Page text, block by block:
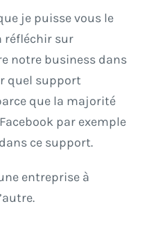
je puisse vous le
réfléchir sur
notre business dans
quel support
que la majorité
par exemple
ce support.
entreprise à